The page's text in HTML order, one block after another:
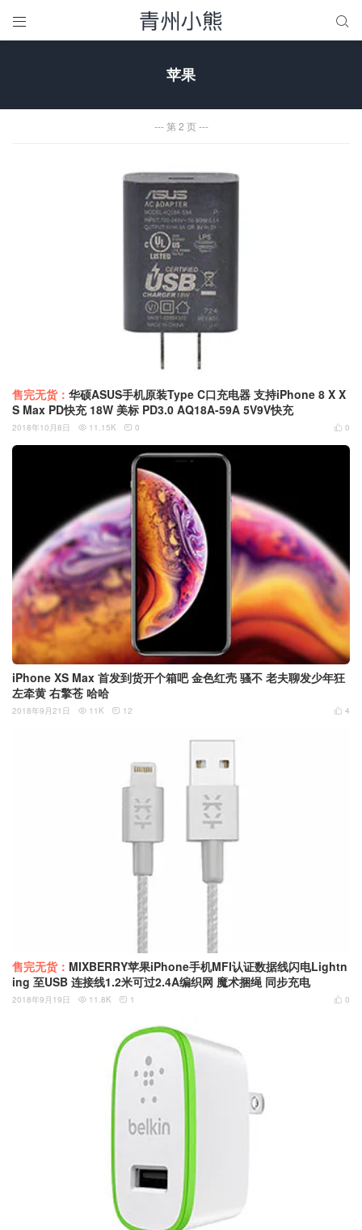
 
苹果
第 2 页
售完无货： 华硕ASUS手机原装Type C口充电器 支持iPhone 8 X X
S Max PD快充 18W 美标 PD3.0 AQ18A-59A 5V9V快充
 0
2018年10月8日  11.15K  0
iPhone XS Max 首发到货开个箱吧 金色红壳 骚不 老夫聊发少年狂
左牵黄 右擎苍 哈哈
 4
2018年9月21日  11K  12
售完无货： MIXBERRY苹果iPhone手机MFI认证数据线闪电Lightn
ing 至USB 连接线1.2米可过2.4A编织网 魔术捆绳 同步充电
 0
2018年9月19日  11.8K  1